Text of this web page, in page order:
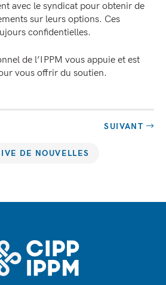
avec le syndicat pour obtenir de
sur leurs options. Ces
confidentielles.
de l’IPPM vous appuie et est
vous offrir du soutien.
SUIVANT
DE NOUVELLES